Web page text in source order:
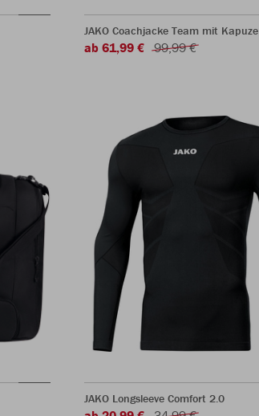
JAKO Coachjacke Team mit Kapuze
ab 61,99 € 99,99 €
JAKO Longsleeve Comfort 2.0